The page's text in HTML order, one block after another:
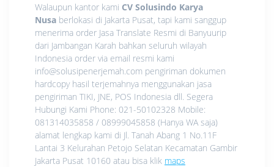
Walaupun kantor kami CV Solusindo Karya
Nusa berlokasi di Jakarta Pusat, tapi kami sanggup
menerima order Jasa Translate Resmi di Banyuurip
dari Jambangan Karah bahkan seluruh wilayah
Indonesia order via email resmi kami
info@solusipenerjemah.com pengiriman dokumen
hardcopy hasil terjemahnya menggunakan jasa
pengiriman TIKI, JNE, POS Indonesia dll. Segera
Hubungi Kami Phone: 021-50102328 Mobile:
081314035858 / 08999045858 (Hanya WA saja)
alamat lengkap kami di Jl. Tanah Abang 1 No.11F
Lantai 3 Kelurahan Petojo Selatan Kecamatan Gambir
Jakarta Pusat 10160 atau bisa klik maps